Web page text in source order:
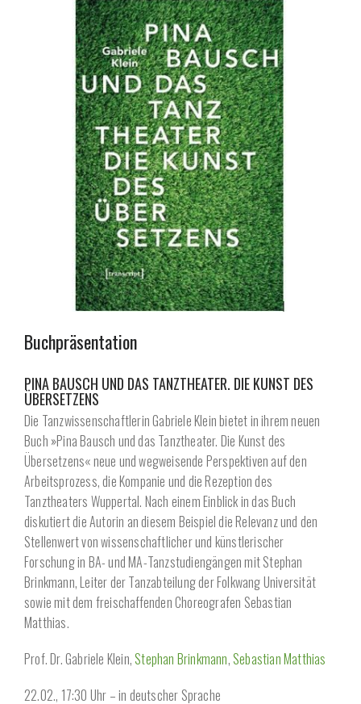
Buchpräsentation
PINA BAUSCH UND DAS TANZTHEATER. DIE KUNST DES
ÜBERSETZENS
Die Tanzwissenschaftlerin Gabriele Klein bietet in ihrem neuen
Buch »Pina Bausch und das Tanztheater. Die Kunst des
Übersetzens« neue und wegweisende Perspektiven auf den
Arbeitsprozess, die Kompanie und die Rezeption des
Tanztheaters Wuppertal. Nach einem Einblick in das Buch
diskutiert die Autorin an diesem Beispiel die Relevanz und den
Stellenwert von wissenschaftlicher und künstlerischer
Forschung in BA- und MA-Tanzstudiengängen mit Stephan
Brinkmann, Leiter der Tanzabteilung der Folkwang Universität
sowie mit dem freischaffenden Choreografen Sebastian
Matthias.
Prof. Dr. Gabriele Klein,Stephan Brinkmann,Sebastian Matthias
22.02., 17:30 Uhr – in deutscher Sprache